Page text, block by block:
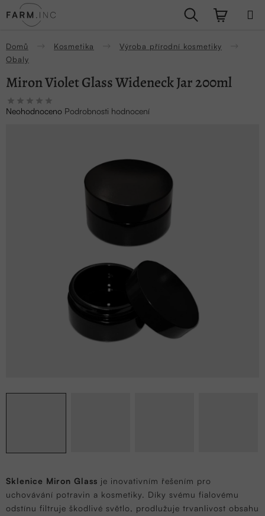
na
Hledat
Domů Kosmetika
Výroba přírodní kosmetiky
Obaly
Sklenice Miron Glass je inovativním řešením pro
uchovávání potravin a kosmetiky. Díky svému fialovému
odstínu filtruje škodlivé světlo, prodlužuje trvanlivost obsahu
Miron Violet Glass Wideneck Jar 200ml
Průměrné
hodnocení
Neohodnoceno Podrobnosti hodnocení